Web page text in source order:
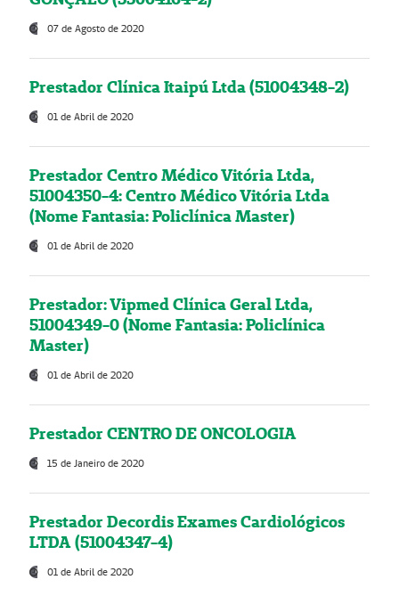
07 de Agosto de 2020
Prestador Clínica Itaipú Ltda (51004348-2)
01 de Abril de 2020
Prestador Centro Médico Vitória Ltda,
51004350-4: Centro Médico Vitória Ltda
(Nome Fantasia: Policlínica Master)
01 de Abril de 2020
Prestador: Vipmed Clínica Geral Ltda,
51004349-0 (Nome Fantasia: Policlínica
Master)
01 de Abril de 2020
Prestador CENTRO DE ONCOLOGIA
15 de Janeiro de 2020
Prestador Decordis Exames Cardiológicos
LTDA (51004347-4)
01 de Abril de 2020